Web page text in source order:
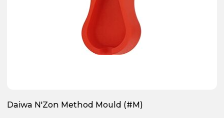
Daiwa N'Zon Method Mould (#M)